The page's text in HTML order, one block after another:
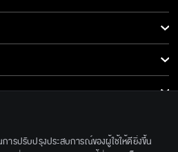
ารปรับปรุงประสบการณ์ของผู้ใช้ให้ดียิ่งขึ้น